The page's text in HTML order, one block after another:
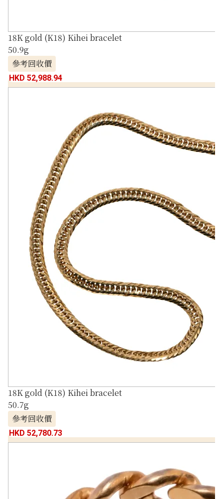
18K gold (K18) Kihei bracelet
50.9g
參考回收價
HKD 52,988.94
18K gold (K18) Kihei bracelet
50.7g
參考回收價
HKD 52,780.73